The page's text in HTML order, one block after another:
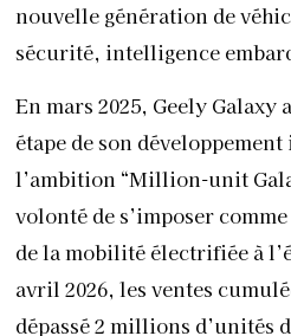
nouvelle génération de
sécurité, intelligence
En mars 2025, Geely
étape de son
l’ambition “Million-unit
volonté de s’imposer
de la mobilité électrifiée à
avril 2026, les ventes
dépassé 2 millions d’unités